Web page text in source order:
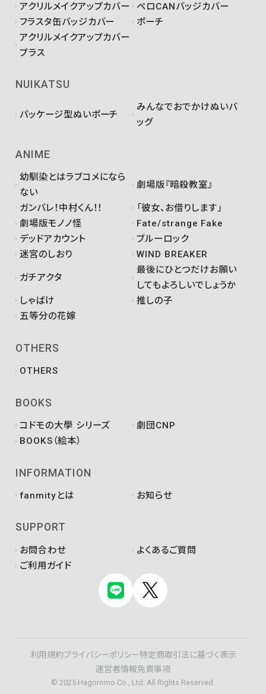
アクリルメイクアップカバー
ペロCANバッジカバー
フラスタ缶バッジカバー
ポーチ
アクリルメイクアップカバー
プラス
NUIKATSU
パッケージ型ぬいポーチ
みんなでおでかけぬいバ
ッグ
ANIME
幼馴染とはラブコメになら
ない
劇場版『暗殺教室』
ガンバレ！中村くん！！
「彼女、お借りします」
劇場版モノノ怪
Fate/strange Fake
デッドアカウント
ブルーロック
迷宮のしおり
WIND BREAKER
ガチアクタ
最後にひとつだけお願い
してもよろしいでしょうか
しゃばけ
推しの子
五等分の花嫁
OTHERS
OTHERS
BOOKS
コドモの大學 シリーズ
劇団CNP
BOOKS（絵本）
INFORMATION
fanmityとは お知らせ
SUPPORT
お問合わせ
よくあるご質問
ご利用ガイド
利用規約プライバシーポリシー特定商取引法に基づく表示
運営者情報免責事項
© 2025 Hagoromo Co., Ltd. All Rights Reserved.